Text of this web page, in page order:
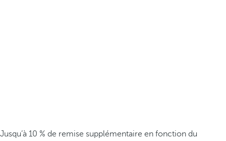
Jusqu’à 10 % de remise supplémentaire en fonction du